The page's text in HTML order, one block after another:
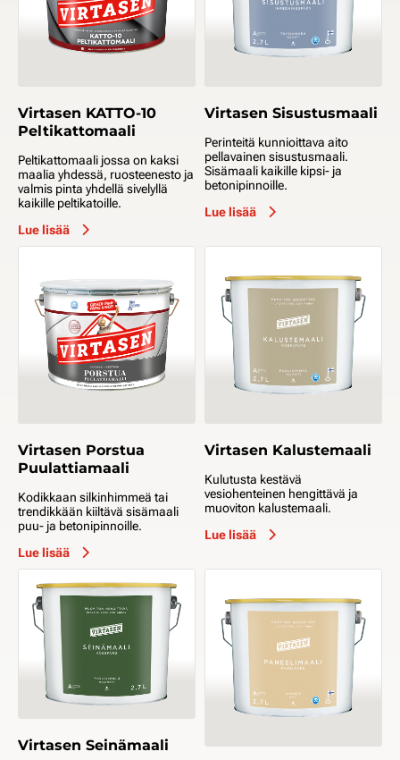
Virtasen KATTO-10
Peltikattomaali
Peltikattomaali jossa on kaksi
maalia yhdessä, ruosteenesto ja
valmis pinta yhdellä sivelyllä
kaikille peltikatoille.
Lue lisää
Virtasen Sisustusmaali
Perinteitä kunnioittava aito
pellavainen sisustusmaali.
Sisämaali kaikille kipsi- ja
betonipinnoille.
Lue lisää
Virtasen Porstua
Puulattiamaali
Kodikkaan silkinhimmeä tai
trendikkään kiiltävä sisämaali
puu- ja betonipinnoille.
Lue lisää
Virtasen Kalustemaali
Kulutusta kestävä
vesiohenteinen hengittävä ja
muoviton kalustemaali.
Lue lisää
Virtasen Seinämaali